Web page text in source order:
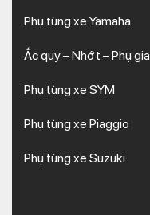
Phụ tùng xe Yamaha
Ắc quy – Nhớt – Phụ gia
Phụ tùng xe SYM
Phụ tùng xe Piaggio
Phụ tùng xe Suzuki